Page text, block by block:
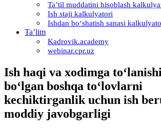
Ta’til muddatini hisoblash
Ish staji kalkulyatori
Ishdan boʻshatish sanasi
Ta’lim
Kadrovik.academy
webinar.cpr.uz
Ish haqi va хodimga
boʻlgan boshqa toʻlovlarni
kechiktirganlik uchun ish
moddiy javobgarligi